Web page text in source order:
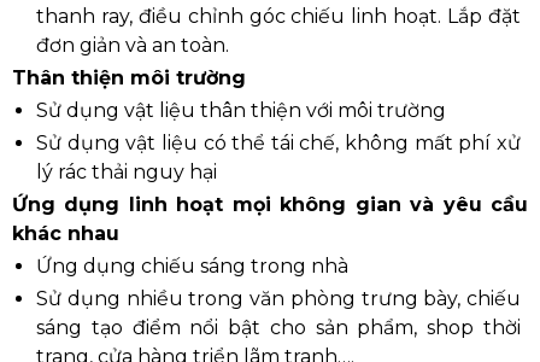
thanh ray, điều chỉnh góc chiếu linh hoạt. Lắp đặt
đơn giản và an toàn.
Thân thiện môi trường
Sử dụng vật liệu thân thiện với môi trường
Sử dụng vật liệu có thể tái chế, không mất phí xử
lý rác thải nguy hại
Ứng dụng linh hoạt mọi không gian và yêu cầu
khác nhau
Ứng dụng chiếu sáng trong nhà
Sử dụng nhiều trong văn phòng trưng bày, chiếu
sáng tạo điểm nổi bật cho sản phẩm, shop thời
trang, cửa hàng triển lãm tranh….